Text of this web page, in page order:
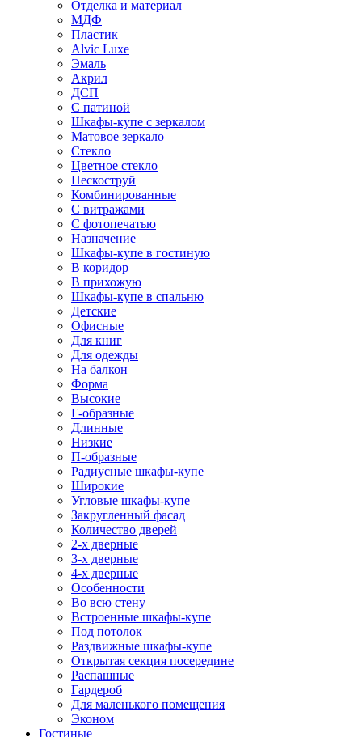
Отделка и материал
МДФ
Пластик
Alvic Luxe
Эмаль
Акрил
ДСП
С патиной
Шкафы-купе с зеркалом
Матовое зеркало
Стекло
Цветное стекло
Пескоструй
Комбинированные
С витражами
С фотопечатью
Назначение
Шкафы-купе в гостиную
В коридор
В прихожую
Шкафы-купе в спальню
Детские
Офисные
Для книг
Для одежды
На балкон
Форма
Высокие
Г-образные
Длинные
Низкие
П-образные
Радиусные шкафы-купе
Широкие
Угловые шкафы-купе
Закругленный фасад
Количество дверей
2-х дверные
3-х дверные
4-х дверные
Особенности
Во всю стену
Встроенные шкафы-купе
Под потолок
Раздвижные шкафы-купе
Открытая секция посередине
Распашные
Гардероб
Для маленького помещения
Эконом
Гостиные